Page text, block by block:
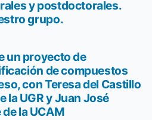
un proyecto de
de compuestos
con Teresa del Castillo
la UGR y Juan José
la UCAM
y postdoctorales.
grupo.